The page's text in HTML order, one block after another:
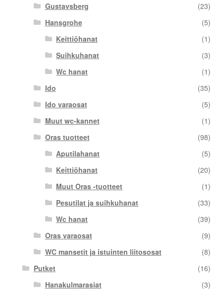
Gustavsberg
(23)
Hansgrohe
(5)
Keittiöhanat
(1)
Suihkuhanat
(3)
Wc hanat
(1)
Ido
(35)
Ido varaosat
(5)
Muut wc-kannet
(1)
Oras tuotteet
(98)
Aputilahanat
(5)
Keittiöhanat
(20)
Muut Oras -tuotteet
(1)
Pesutilat ja suihkuhanat
(33)
Wc hanat
(39)
Oras varaosat
(9)
WC mansetit ja istuinten liitososat
(8)
Putket
(16)
Hanakulmarasiat
(3)